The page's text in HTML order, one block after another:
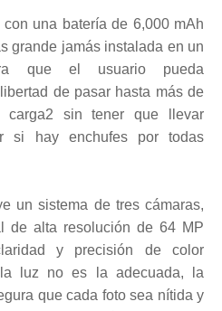
una batería de 6,000 mAh
grande jamás instalada en un
que el usuario pueda
de pasar hasta más de
sin tener que llevar
si hay enchufes por todas
un sistema de tres cámaras,
de alta resolución de 64 MP
y precisión de color
la luz no es la adecuada, la
que cada foto sea nítida y